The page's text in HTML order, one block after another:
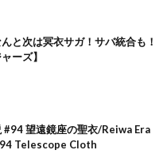
んと次は冥衣サガ！サバ統合も！
ーズ】
#94 望遠鏡座の聖衣/Reiwa Era
Telescope Cloth